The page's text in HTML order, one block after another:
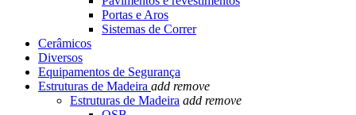
Portas e Aros
Sistemas de Correr
Cerâmicos
Diversos
Equipamentos de Segurança
Estruturas de Madeira add remove
Estruturas de Madeira add remove